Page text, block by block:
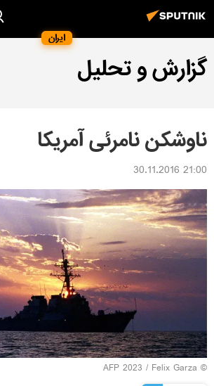
ایران
گزارش و تحلیل
ناوشکن نامرئی آمریکا
21:00 30.11.2016
© AFP 2023 / Felix Garza